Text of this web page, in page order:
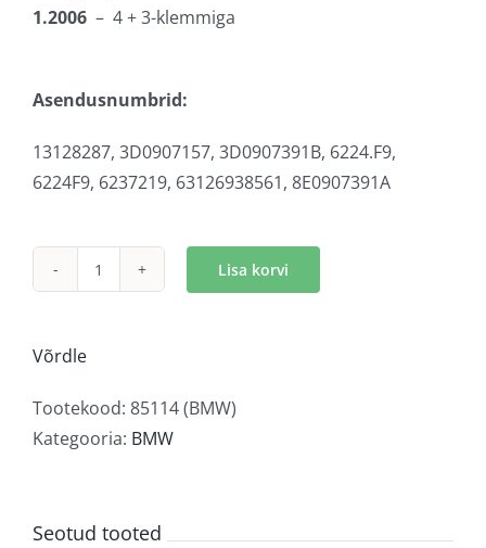
1.2006 – 4 + 3-klemmiga
Asendusnumbrid:
13128287, 3D0907157, 3D0907391B, 6224.F9,
6224F9, 6237219, 63126938561, 8E0907391A
Xenon
Lisa korvi
Võrdle
Tootekood: 85114 (BMW)
Kategooria: BMW
Seotud tooted